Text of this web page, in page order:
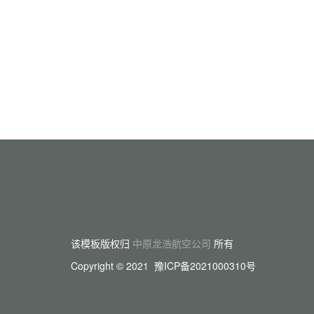
该模板版权归 中原龙浩航空公司 所有
Copyright © 2021 豫ICP备2021000310号